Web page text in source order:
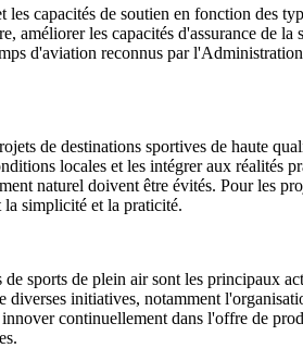
capacités de soutien en fonction des
les capacités d'assurance de
d'aviation reconnus par
de destinations sportives de haute
locales et les intégrer aux réalités
naturel doivent être évités. Pour les
simplicité et la praticité.
sports de plein air sont les principaux
initiatives, notamment
continuellement dans l'offre de